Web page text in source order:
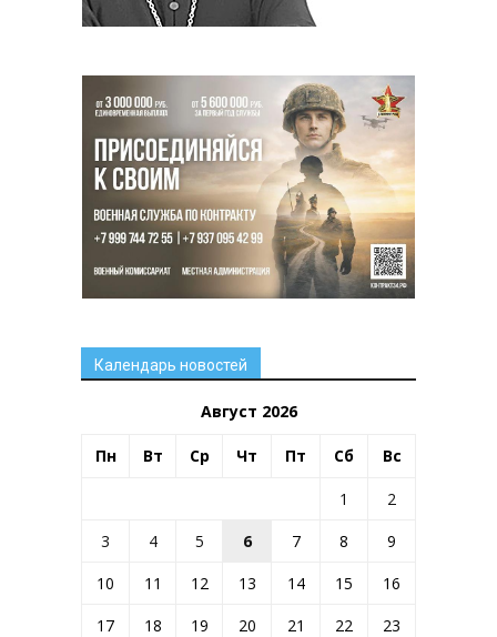
Календарь новостей
Август 2026
Пн Вт Ср Чт Пт Сб Вс
1
2
3
4 5 6 7 8
9
10
11 12 13 14 15
16
17
18 19 20 21 22
23